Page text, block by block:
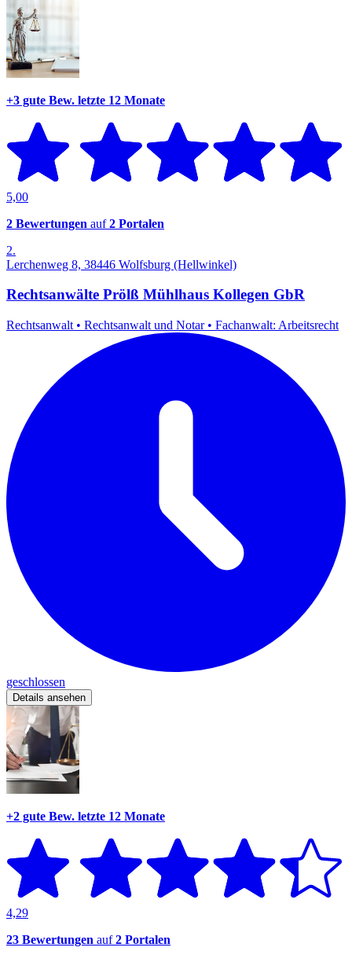
+3 gute Bew. letzte 12 Monate
5,00
2 Bewertungen auf2 Portalen
2.
Lerchenweg 8, 38446 Wolfsburg (Hellwinkel)
Rechtsanwälte Prölß Mühlhaus Kollegen GbR
Rechtsanwalt • Rechtsanwalt und Notar • Fachanwalt: Arbeitsrecht
geschlossen
Details ansehen
+2 gute Bew. letzte 12 Monate
4,29
23 Bewertungen auf2 Portalen